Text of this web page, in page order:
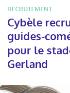
RECRUTEMENT
Cybèle
guides-
pour le
Gerland